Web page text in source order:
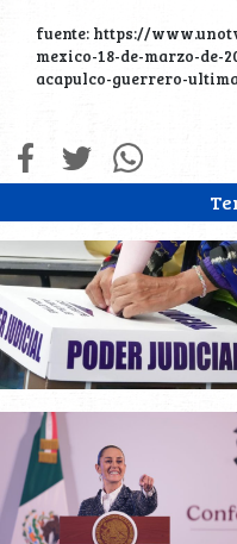
fuente: https://
mexico-18-de-marzo-de-
acapulco-guerrero-